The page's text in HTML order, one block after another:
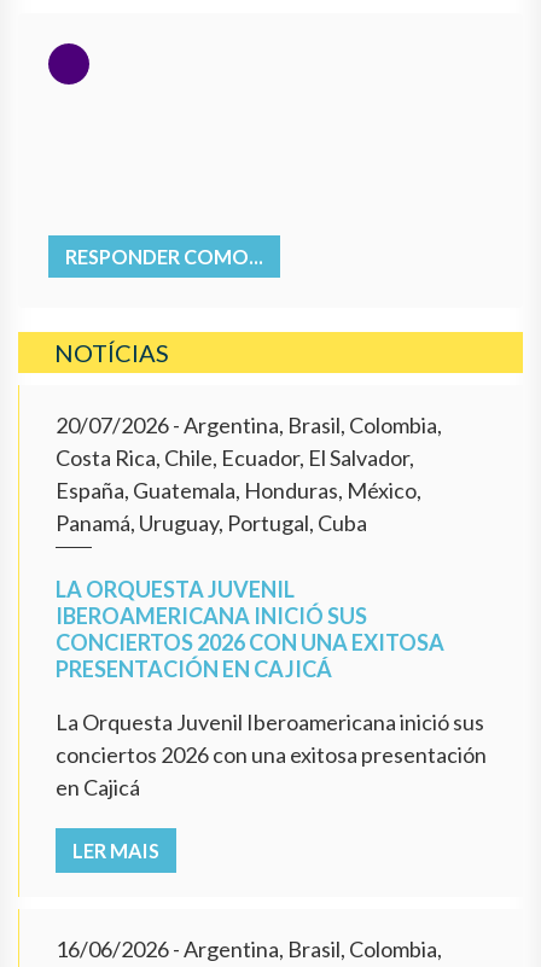
RESPONDER COMO...
NOTÍCIAS
20/07/2026- Argentina, Brasil, Colombia,
Costa Rica, Chile, Ecuador, El Salvador,
España, Guatemala, Honduras, México,
Panamá, Uruguay, Portugal, Cuba
LA ORQUESTA JUVENIL
IBEROAMERICANA INICIÓ SUS
CONCIERTOS 2026 CON UNA EXITOSA
PRESENTACIÓN EN CAJICÁ
La Orquesta Juvenil Iberoamericana inició sus
conciertos 2026 con una exitosa presentación
en Cajicá
LER MAIS
16/06/2026- Argentina, Brasil, Colombia,